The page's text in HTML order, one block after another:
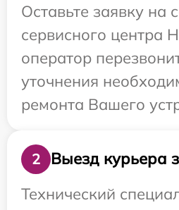
Оставьте заявку на
сервисного центра
оператор
уточнения
ремонта Вашего
2
Выезд курьера
Технический